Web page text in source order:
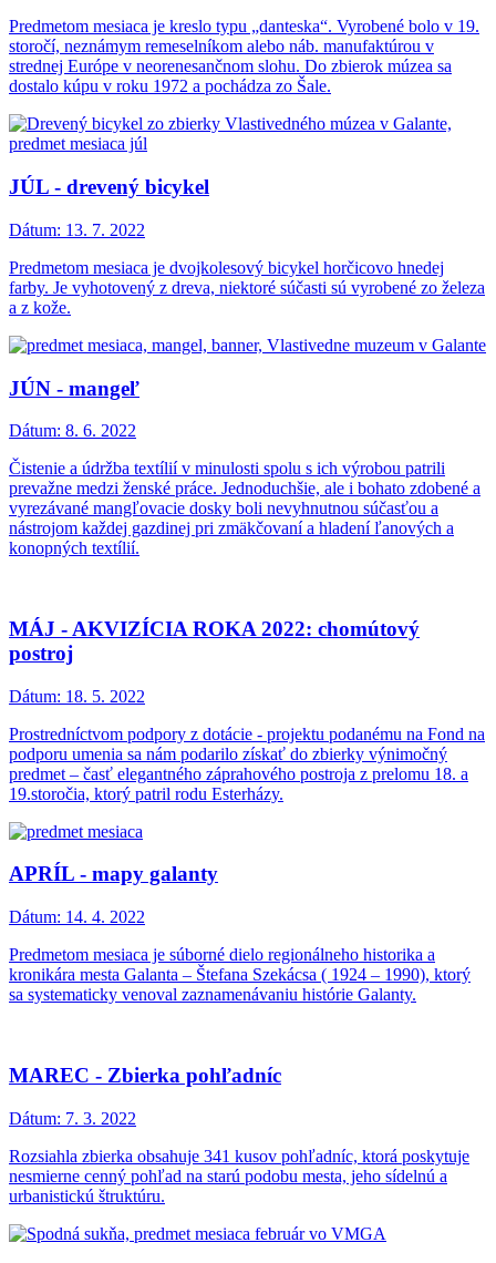
Predmetom mesiaca je kreslo typu „danteska“. Vyrobené bolo v 19.
storočí, neznámym remeselníkom alebo náb. manufaktúrou v
strednej Európe v neorenesančnom slohu. Do zbierok múzea sa
dostalo kúpu v roku 1972 a pochádza zo Šale.
JÚL - drevený bicykel
Dátum: 13. 7. 2022
Predmetom mesiaca je dvojkolesový bicykel horčicovo hnedej
farby. Je vyhotovený z dreva, niektoré súčasti sú vyrobené zo železa
a z kože.
JÚN - mangeľ
Dátum: 8. 6. 2022
Čistenie a údržba textílií v minulosti spolu s ich výrobou patrili
prevažne medzi ženské práce. Jednoduchšie, ale i bohato zdobené a
vyrezávané mangľovacie dosky boli nevyhnutnou súčasťou a
nástrojom každej gazdinej pri zmäkčovaní a hladení ľanových a
konopných textílií.
MÁJ - AKVIZÍCIA ROKA 2022: chomútový
postroj
Dátum: 18. 5. 2022
Prostredníctvom podpory z dotácie - projektu podanému na Fond na
podporu umenia sa nám podarilo získať do zbierky výnimočný
predmet – časť elegantného záprahového postroja z prelomu 18. a
19.storočia, ktorý patril rodu Esterházy.
APRÍL - mapy galanty
Dátum: 14. 4. 2022
Predmetom mesiaca je súborné dielo regionálneho historika a
kronikára mesta Galanta – Štefana Szekácsa ( 1924 – 1990), ktorý
sa systematicky venoval zaznamenávaniu histórie Galanty.
MAREC - Zbierka pohľadníc
Dátum: 7. 3. 2022
Rozsiahla zbierka obsahuje 341 kusov pohľadníc, ktorá poskytuje
nesmierne cenný pohľad na starú podobu mesta, jeho sídelnú a
urbanistickú štruktúru.